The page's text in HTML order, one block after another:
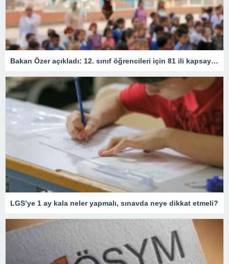
Bakan Özer açıkladı: 12. sınıf öğrencileri için 81 ili kapsayan devamsızlık kararı
LGS’ye 1 ay kala neler yapmalı, sınavda neye dikkat etmeli?